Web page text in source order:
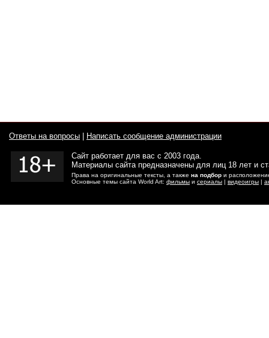
Ответы на вопросы Написать сообщение администрации
Сайт работает для вас с 2003 года.
Материалы сайта предназначены для лиц 18 лет и
Права на оригинальные тексты, а также на подбор и
Основные темы сайта World Art: фильмы и сериалы | видеоигры |